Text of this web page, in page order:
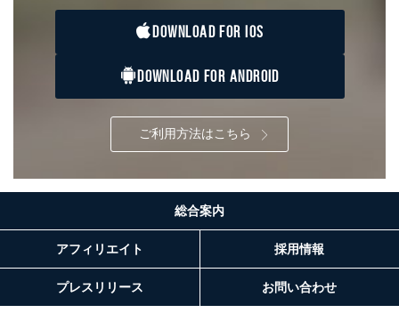
DOWNLOAD FOR IOS
DOWNLOAD FOR ANDROID
ご利用方法はこちら
総合案内
アフィリエイト 採用情報
プレスリリース お問い合わせ